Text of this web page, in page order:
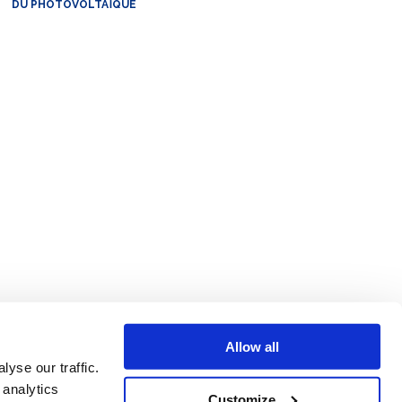
our traffic.
Allow all
DU PHOTOVOLTAÏQUE